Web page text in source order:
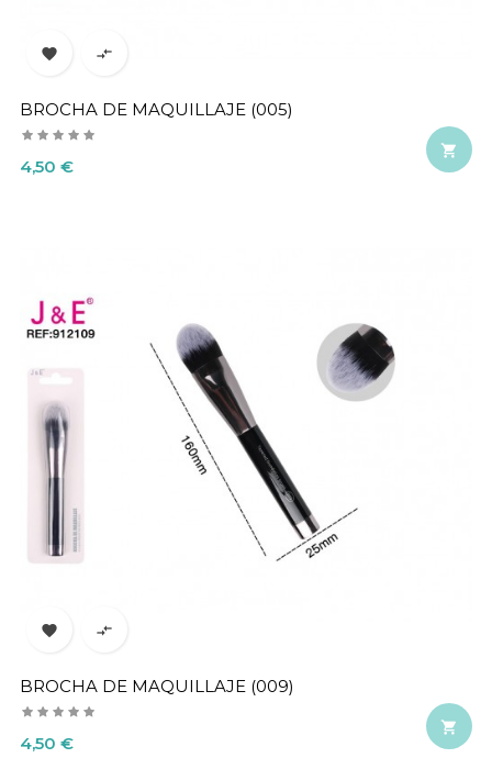
 
BROCHA DE MAQUILLAJE (005)
Precio
4,50 €

 
BROCHA DE MAQUILLAJE (009)
Precio
4,50 €
